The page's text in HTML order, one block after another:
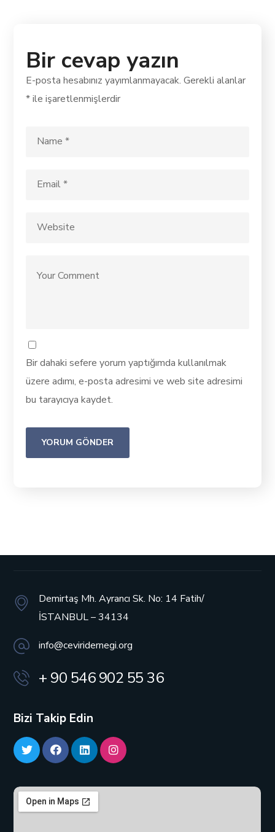
Bir cevap yazın
E-posta hesabınız yayımlanmayacak. Gerekli alanlar
*ile işaretlenmişlerdir
Bir dahaki sefere yorum yaptığımda kullanılmak
üzere adımı, e-posta adresimi ve web site adresimi
bu tarayıcıya kaydet.
Demirtaş Mh. Ayrancı Sk. No: 14 Fatih/
İSTANBUL – 34134
info@ceviridernegi.org
+ 90 546 902 55 36
Bizi Takip Edin